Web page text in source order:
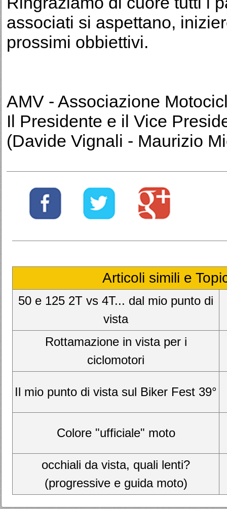
associati si aspettano,
prossimi obbiettivi.
AMV - Associazione
Il Presidente e il Vice
(Davide Vignali - Maurizio
Articoli simili e
50 e 125 2T vs 4T... dal mio punto di
vista
Rottamazione in vista per i
ciclomotori
Il mio punto di vista sul Biker Fest 39°
Colore "ufficiale" moto
occhiali da vista, quali lenti?
(progressive e guida moto)